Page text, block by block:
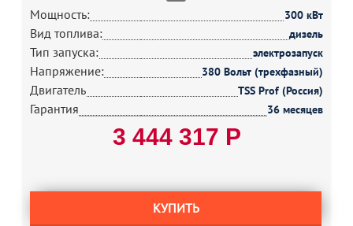
Мощность:
300 кВт
Вид топлива: дизель
Тип запуска: электрозапуск
Напряжение: 380 Вольт (трехфазный)
Двигатель TSS Prof (Россия)
Гарантия 36 месяцев
3 444 317 Р
КУПИТЬ